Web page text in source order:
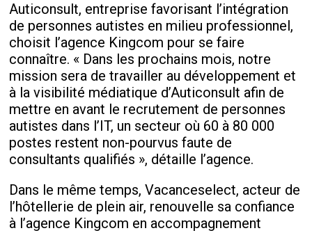
Auticonsult, entreprise favorisant l’intégration
de personnes autistes en milieu professionnel,
choisit l’agence Kingcom pour se faire
connaître. « Dans les prochains mois, notre
mission sera de travailler au développement et
à la visibilité médiatique d’Auticonsult afin de
mettre en avant le recrutement de personnes
autistes dans l’IT, un secteur où 60 à 80 000
postes restent non-pourvus faute de
consultants qualifiés », détaille l’agence.
Dans le même temps, Vacanceselect, acteur de
l’hôtellerie de plein air, renouvelle sa confiance
à l’agence Kingcom en accompagnement